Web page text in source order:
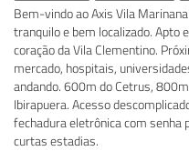
Bem-vindo ao Axis Vila
tranquilo e bem localizado. Apto
coração da Vila Clementino.
mercado, hospitais,
andando. 600m do Cetrus,
Ibirapuera. Acesso
fechadura eletrônica com senha
curtas estadias.